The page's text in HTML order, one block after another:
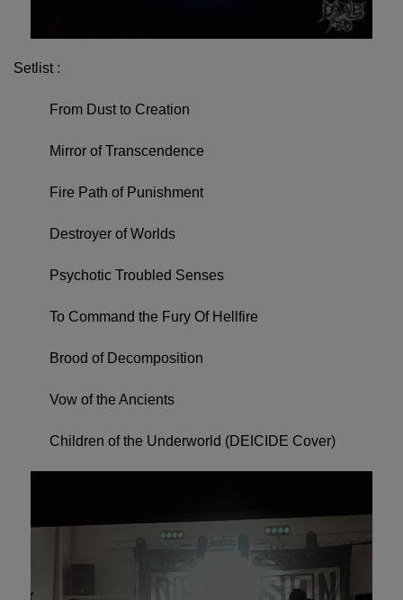
Setlist :
From Dust to Creation
Mirror of Transcendence
Fire Path of Punishment
Destroyer of Worlds
Psychotic Troubled Senses
To Command the Fury Of Hellfire
Brood of Decomposition
Vow of the Ancients
Children of the Underworld (DEICIDE Cover)